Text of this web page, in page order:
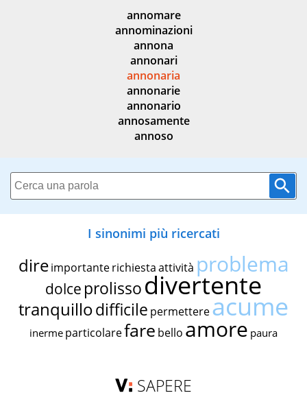
annomare
annominazioni
annona
annonari
annonaria
annonarie
annonario
annosamente
annoso
I sinonimi più ricercati
dire importante richiestaattività problema
dolce prolissodivertente
tranquillodifficile permettereacume
inerme particolarefare bello amore paura
SAPERE